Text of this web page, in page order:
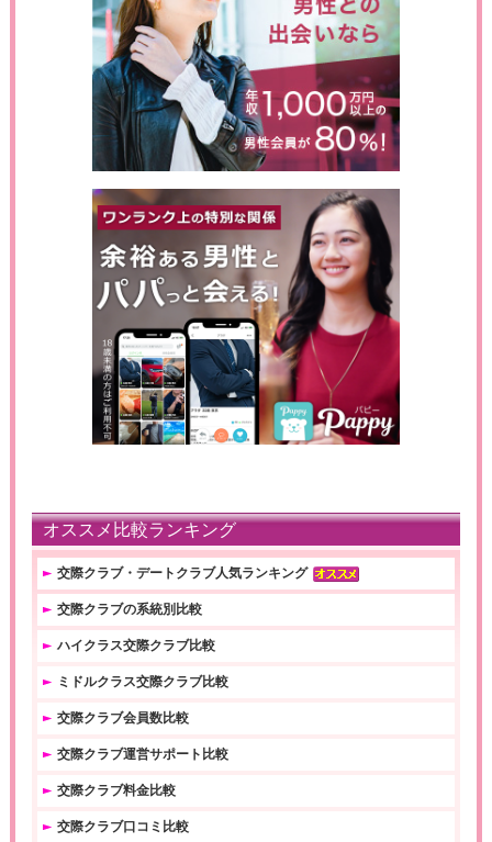
オススメ比較ランキング
交際クラブ・デートクラブ人気ランキング
交際クラブの系統別比較
ハイクラス交際クラブ比較
ミドルクラス交際クラブ比較
交際クラブ会員数比較
交際クラブ運営サポート比較
交際クラブ料金比較
交際クラブ口コミ比較